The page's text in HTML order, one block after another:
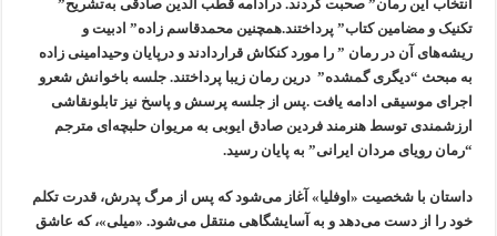
انتخاب این رمان” صحبت کردند. درادامە قطب الدین صادقی بەتشریح”
تکنیک و مضامین کتاب” پرداختند.همچنین محمدقاسم زادە” ادبیت و
ریشەهای آن در رمان ” را مورد کنکاش قراردادند و درپایان وحیدامینی زادە
بە مبحث “دیگری گمشدە” درین رمان زیبا پرداختند. جلسە باخوانش شعرو
اجرای موسیقی ادامە یافت .پس از جلسە پرسش و پاسخ نیز تابلونقاشی
ارزشمندی توسط هنرمند فردین صادق ایوبی بە مریوان حلبچەای مترجم
“رمان رویای مردان ایرانی” بە پایان رسید.
داستان با شخصیت «اوفلیا» آغاز می‌شود که پس از مرگ پدرش، قدرت تکلم
خود را از دست می‌دهد و به آسایشگاهی منتقل می‌شود. «میلی»، که عاشق